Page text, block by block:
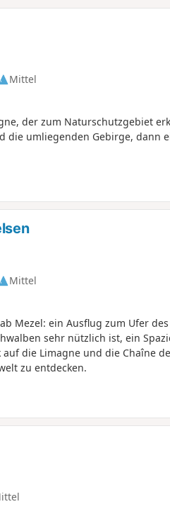
Mittel
der zum Naturschutzgebiet
die umliegenden Gebirge, dann
Mittel
Mezel: ein Ausflug zum Ufer
sehr nützlich ist, ein
die Limagne und die Chaîne
zu entdecken.